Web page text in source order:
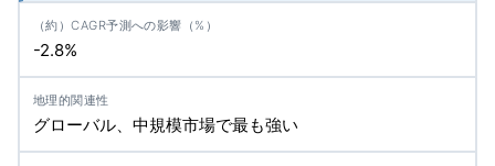
-2.8%
グローバル、中規模市場で最も強い